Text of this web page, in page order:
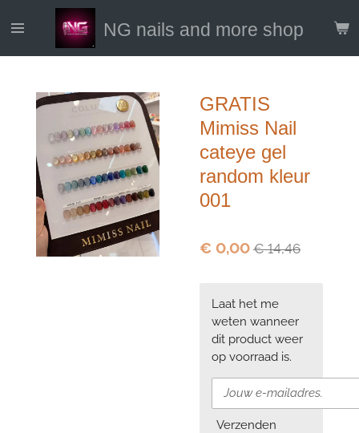
direct
NG nails and more shop
GRATIS
Mimiss Nail
cateye gel
random kleur
001
€ 0,00 € 14,46
Laat het me
weten wanneer
dit product weer
op voorraad is.
Verzenden